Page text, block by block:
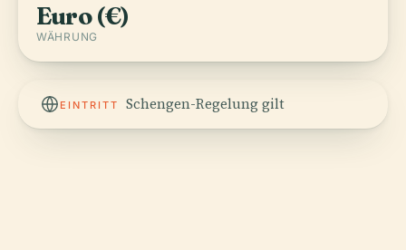
Euro (€)
WÄHRUNG
EINTRITT Schengen-Regelung gilt